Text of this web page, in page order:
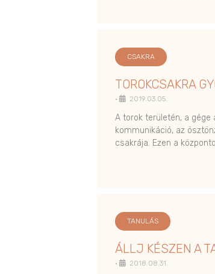
CSAKRA
TOROKCSAKRA
• 2019.03.05.
A torok területén, a gége
kommunikáció, az
csakrája. Ezen a
TANULÁS
ÁLLJ KÉSZEN A
• 2018.08.31.